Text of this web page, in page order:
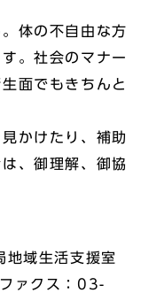
体の不自由な方
。社会のマナー
面でもきちんと
かけたり、補助
、御理解、御協
地域生活支援室
クス：03-